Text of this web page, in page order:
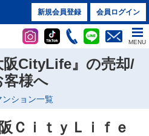
新規会員登録 会員ログイン
MENU
阪CityLife』の売却/
客様へ
ンション一覧
ＣｉｔｙＬｉｆｅ